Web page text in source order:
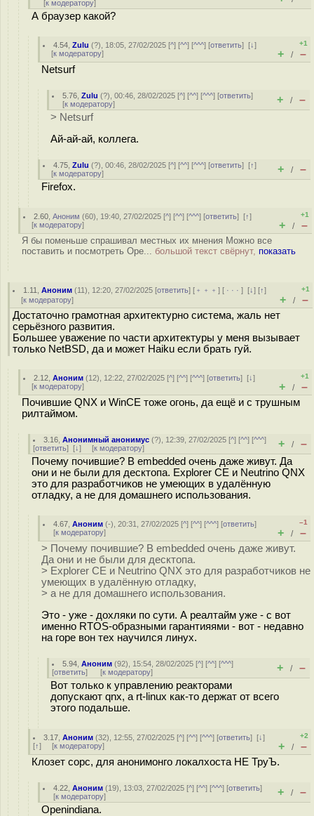
[к модератору]
А браузер какой?
4.54 ,Zulu (?), 18:05, 27/02/2025 [^] [^^] [^^^] [ответить][↓]
[к модератору]
+1
+ / –
Netsurf
5.76 ,Zulu (?), 00:46, 28/02/2025 [^] [^^] [^^^] [ответить]
[к модератору] + / –
> Netsurf
Ай-ай-ай, коллега.
4.75 ,Zulu (?), 00:46, 28/02/2025 [^] [^^] [^^^] [ответить][↑]
[к модератору] + / –
Firefox.
2.60 ,Аноним (60), 19:40, 27/02/2025 [^] [^^] [^^^] [ответить][↑]
[к модератору]
+1
+ / –
Я бы поменьше спрашивал местных их мнения Можно все
поставить и посмотреть Ope... большой текст свёрнут, показать
1.11 ,Аноним (11), 12:20, 27/02/2025 [ответить] [ ﹢﹢﹢] [ · · ·][↓] [↑]
[к модератору]
+1
+ / –
Достаточно грамотная архитектурно система, жаль нет
серьёзного развития.
Большее уважение по части архитектуры у меня вызывает
только NetBSD, да и может Haiku если брать гуй.
2.12 ,Аноним (12), 12:22, 27/02/2025 [^] [^^] [^^^] [ответить][↓]
[к модератору]
+1
+ / –
Почившие QNX и WinCE тоже огонь, да ещё и с трушным
рилтаймом.
3.16 ,Анонимный анонимус (?), 12:39, 27/02/2025 [^] [^^] [^^^]
[ответить] [↓] [к модератору] + / –
Почему почившие? В embedded очень даже живут. Да
они и не были для десктопа. Explorer CE и Neutrino QNX
это для разработчиков не умеющих в удалённую
отладку, а не для домашнего использования.
4.67 ,Аноним (-), 20:31, 27/02/2025 [^] [^^] [^^^] [ответить]
[к модератору]
–1
+ / –
> Почему почившие? В embedded очень даже живут.
Да они и не были для десктопа.
> Explorer CE и Neutrino QNX это для разработчиков не
умеющих в удалённую отладку,
> а не для домашнего использования.
Это - уже - дохляки по сути. А реалтайм уже - с вот
именно RTOS-образными гарантияями - вот - недавно
на горе вон тех научился линух.
5.94 ,Аноним (92), 15:54, 28/02/2025 [^] [^^] [^^^]
[ответить] [к модератору] + / –
Вот только к управлению реакторами
допускают qnx, а rt-linux как-то держат от всего
этого подальше.
3.17 ,Аноним (32), 12:55, 27/02/2025 [^] [^^] [^^^] [ответить][↓]
[↑] [к модератору]
+2
+ / –
Клозет сорс, для анонимонго локалхоста НЕ ТруЪ.
4.22 ,Аноним (19), 13:03, 27/02/2025 [^] [^^] [^^^] [ответить]
[к модератору] + / –
Openindiana.